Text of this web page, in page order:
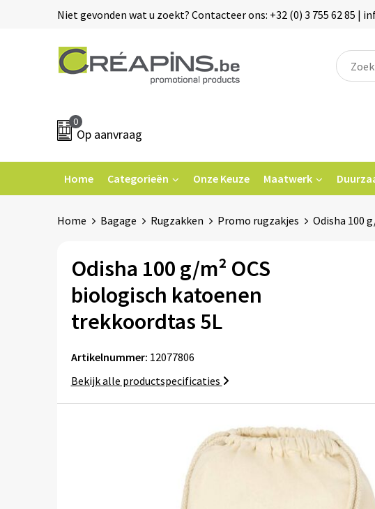
Niet gevonden wat u zoekt? Contacteer ons: +32 (0) 3 755 62 85 |
0
Op aanvraag
Home Categorieën Onze Keuze Maatwerk
Home Bagage Rugzakken Promo rugzakjes Odisha 100
Odisha 100 g/m² OCS
biologisch katoenen
trekkoordtas 5L
Artikelnummer: 12077806
Bekijk alle productspecificaties